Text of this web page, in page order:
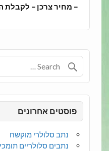
– מחיר צרכן – לקבלת
פוסטים אחרונים
נתב סלולרי מוקשח
נתבים סלולריים תומכי Python